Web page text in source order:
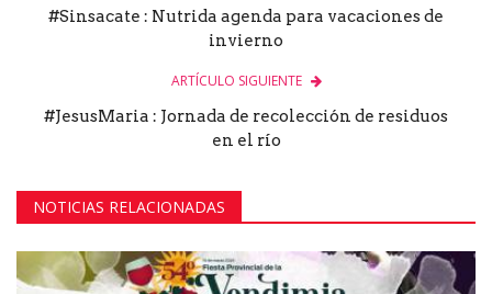
#Sinsacate : Nutrida agenda para vacaciones de
invierno
ARTÍCULO SIGUIENTE
#JesusMaria : Jornada de recolección de residuos
en el río
NOTICIAS RELACIONADAS